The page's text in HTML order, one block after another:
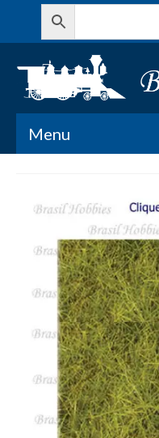
Menu
Meu Carrinho
Minha conta
Contato